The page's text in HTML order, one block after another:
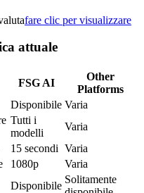
fare clic per visualizzare
attuale
FSG AI
Other
Platforms
Disponibile Varia
Tutti i
modelli
Varia
15 secondi Varia
1080p
Varia
Disponibile
Solitamente